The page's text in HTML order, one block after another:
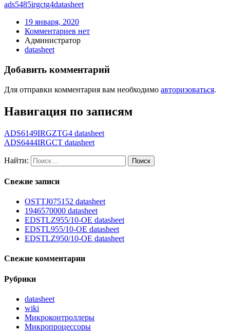
ads5485irgctg4datasheet
19 января, 2020
Комментариев нет
Администратор
datasheet
Добавить комментарий
Для отправки комментария вам необходимо авторизоваться.
Навигация по записям
ADS6149IRGZTG4 datasheet
ADS6444IRGCT datasheet
Найти:
Свежие записи
OSTTJ075152 datasheet
1946570000 datasheet
EDSTLZ955/10-OE datasheet
EDSTL955/10-OE datasheet
EDSTLZ950/10-OE datasheet
Свежие комментарии
Рубрики
datasheet
wiki
Микроконтроллеры
Микропроцессоры